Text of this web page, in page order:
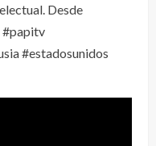
Desde
#papitv
#estadosunidos